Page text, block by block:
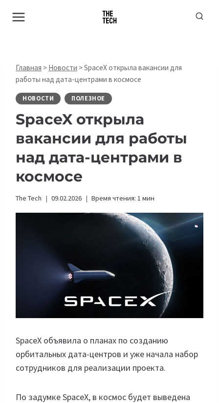
Главная > Новости >SpaceX открыла вакансии для
работы над дата-центрами в космосе
НОВОСТИ ПОЛЕЗНОЕ
SpaceX открыла
вакансии для работы
над дата-центрами в
космосе
The Tech 09.02.2026 Время чтения: 1 мин
SpaceX объявила о планах по созданию
орбитальных дата-центров и уже начала набор
сотрудников для реализации проекта.
По задумке SpaceX, в космос будет выведена